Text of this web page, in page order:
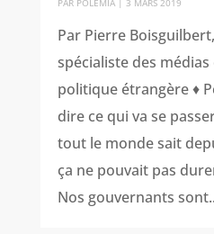
PAR POLÉMIA| 3 MARS 2019
Par Pierre
spécialiste des
politique étrangère ♦
dire ce qui va se
tout le monde sait
ça ne pouvait pas
Nos gouvernants